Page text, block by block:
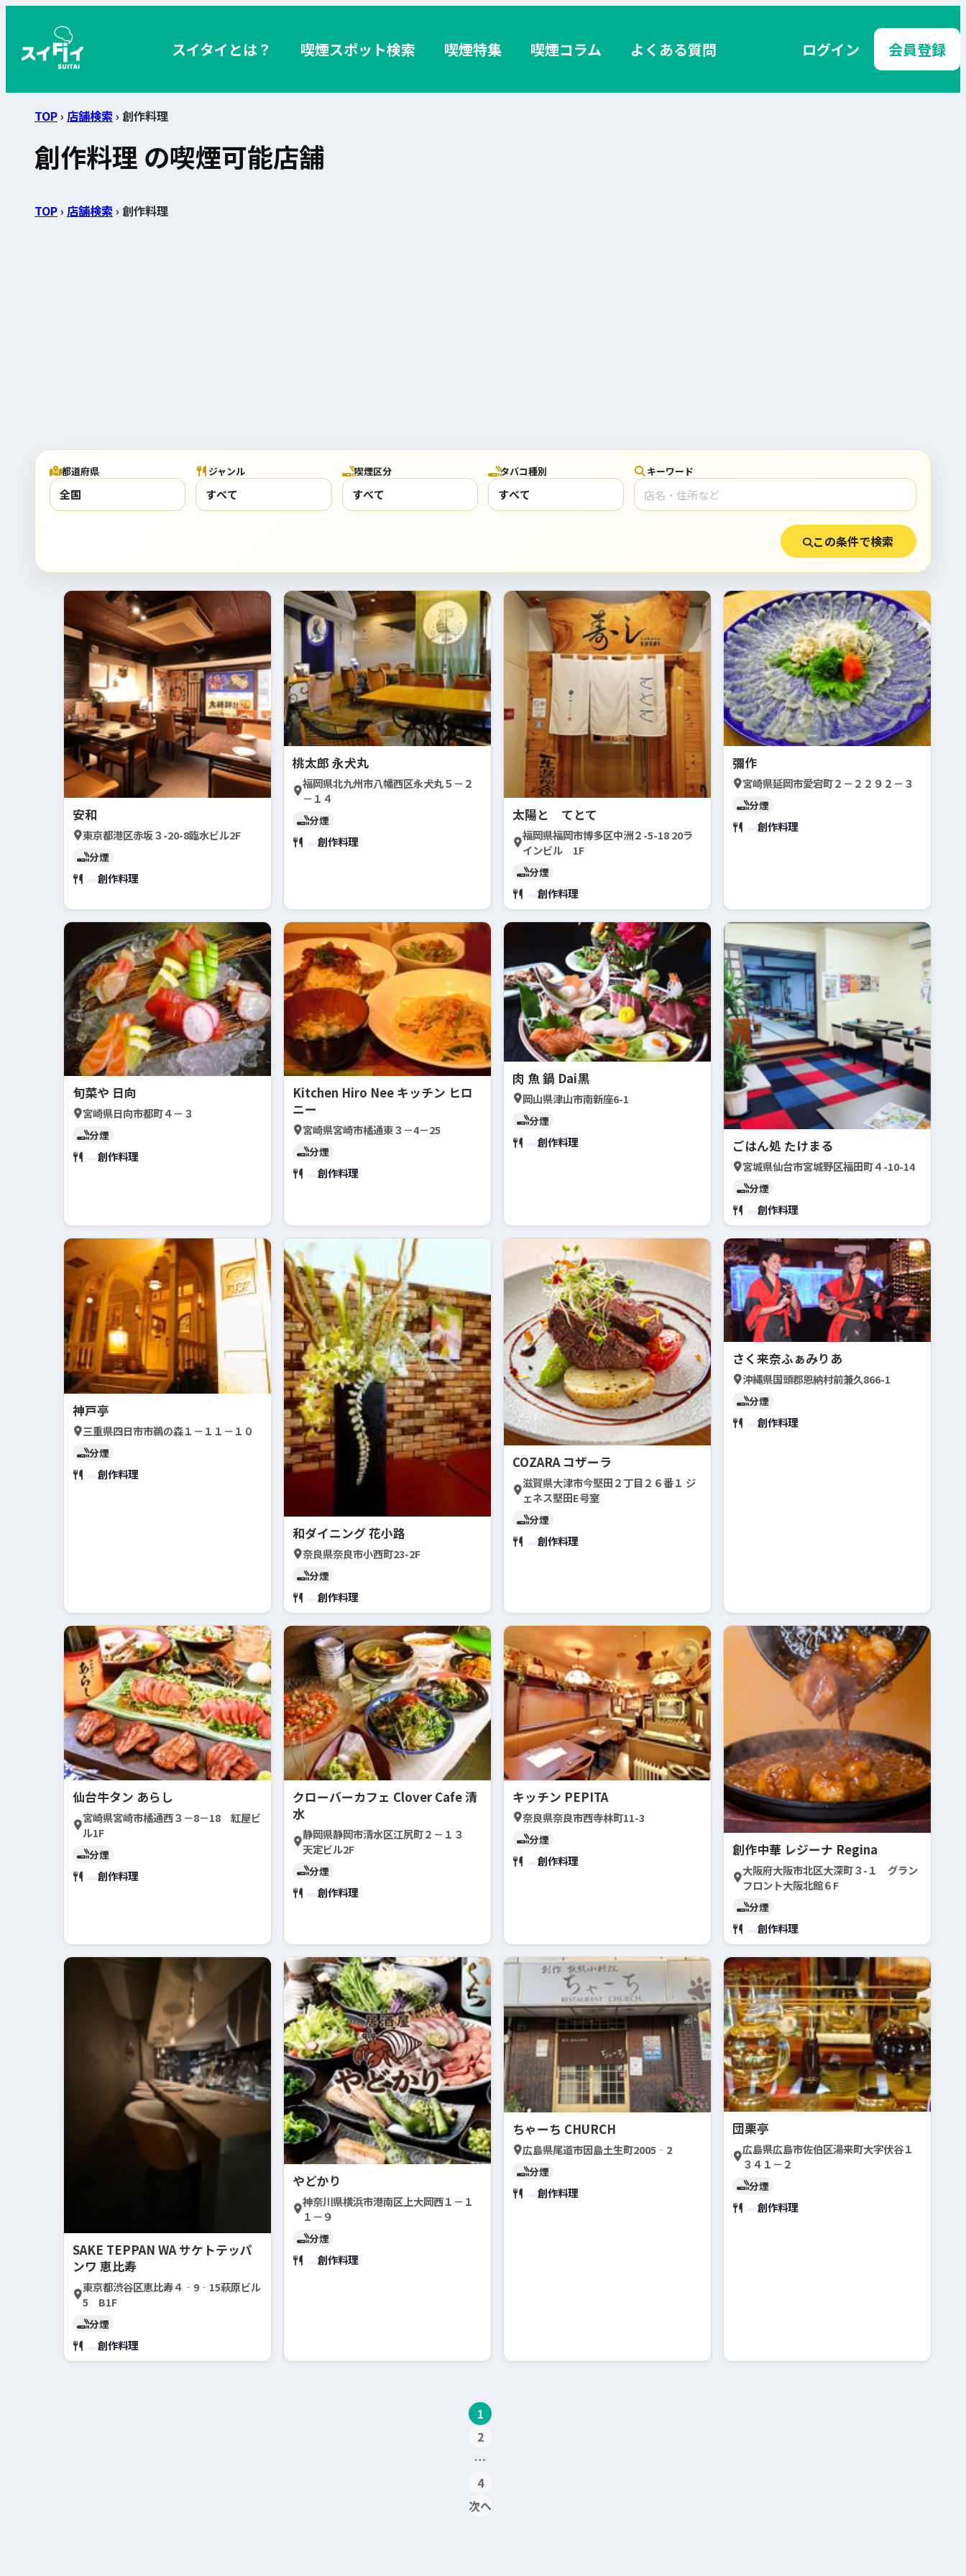
スイタイとは？ 喫煙スポット検索 喫煙特集 喫煙コラム よくある質問 ログイン 会員登録
TOP› 店舗検索 › 創作料理
創作料理 の喫煙可能店舗
TOP› 店舗検索 › 創作料理
都道府県 ジャンル 喫煙区分 タバコ種別 キーワード
この条件で検索
安和
東京都港区赤坂３-20-8臨水ビル2F
分煙
創作料理
桃太郎 永犬丸
福岡県北九州市八幡西区永犬丸５－２
－１４
分煙
創作料理
太陽と てとて
福岡県福岡市博多区中洲２-5-18 20ラ
インビル 1F
分煙
創作料理
彌作
宮崎県延岡市愛宕町２－２２９２－３
分煙
創作料理
旬菜や 日向
宮崎県日向市都町４－３
分煙
創作料理
Kitchen Hiro Nee キッチン ヒロ
ニー
宮崎県宮崎市橘通東３－4－25
分煙
創作料理
肉 魚 鍋 Dai黒
岡山県津山市南新座6-1
分煙
創作料理 ごはん処 たけまる
宮城県仙台市宮城野区福田町４-10-14
分煙
創作料理
神戸亭
三重県四日市市鵜の森１－１１－１０
分煙
創作料理
和ダイニング 花小路
奈良県奈良市小西町23-2F
分煙
創作料理
COZARA コザーラ
滋賀県大津市今堅田２丁目２６番１ ジ
ェネス堅田E号室
分煙
創作料理
さく来奈ふぁみりあ
沖縄県国頭郡恩納村前兼久866-1
分煙
創作料理
仙台牛タン あらし
宮崎県宮崎市橘通西３－8－18 紅屋ビ
ル1F
分煙
創作料理
クローバーカフェ Clover Cafe 清
水
静岡県静岡市清水区江尻町２－１３
天定ビル2F
分煙
創作料理
キッチン PEPITA
奈良県奈良市西寺林町11-3
分煙
創作料理
創作中華 レジーナ Regina
大阪府大阪市北区大深町３-１ グラン
フロント大阪北館６F
分煙
創作料理
SAKE TEPPAN WA サケトテッパ
ンワ 恵比寿
東京都渋谷区恵比寿４‐9‐15萩原ビル
5 B1F
分煙
創作料理
やどかり
神奈川県横浜市港南区上大岡西１－１
１－９
分煙
創作料理
ちゃーち CHURCH
広島県尾道市因島土生町2005‐2
分煙
創作料理
団栗亭
広島県広島市佐伯区湯来町大字伏谷１
３４１－２
分煙
創作料理
稿
1
2
…
4
次へ